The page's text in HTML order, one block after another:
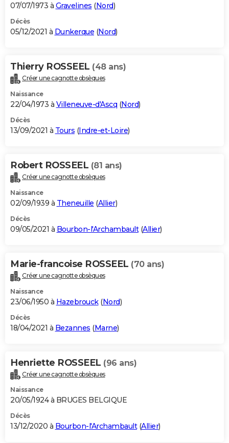
07/07/1973 à Gravelines (Nord)
Décès
05/12/2021 à Dunkerque (Nord)
Thierry ROSSEEL (48 ans)
Créer une cagnotte obsèques
Naissance
22/04/1973 à Villeneuve-d'Ascq (Nord)
Décès
13/09/2021 à Tours (Indre-et-Loire)
Robert ROSSEEL (81 ans)
Créer une cagnotte obsèques
Naissance
02/09/1939 à Theneuille (Allier)
Décès
09/05/2021 à Bourbon-l'Archambault(Allier)
Marie-francoise ROSSEEL (70 ans)
Créer une cagnotte obsèques
Naissance
23/06/1950 à Hazebrouck(Nord)
Décès
18/04/2021 à Bezannes (Marne)
Henriette ROSSEEL (96 ans)
Créer une cagnotte obsèques
Naissance
20/05/1924 à BRUGES BELGIQUE
Décès
13/12/2020 à Bourbon-l'Archambault(Allier)